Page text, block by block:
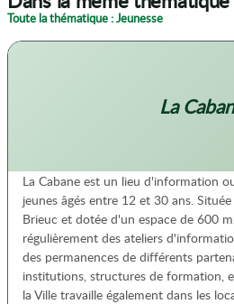
Toute la thématique : Jeunesse
La
La Cabane est un lieu d'information
jeunes âgés entre 12 et 30 ans.
Brieuc et dotée d'un espace de 600
régulièrement des ateliers
des permanences de différents
institutions, structures de formation,
la Ville travaille également dans les